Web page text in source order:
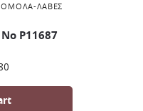
ΛΑΒΈΣ
P11687